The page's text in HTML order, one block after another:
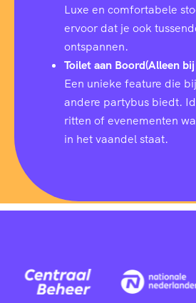
Luxe en comfortabele
ervoor dat je ook
ontspannen.
Toilet aan Boord(Alleen
Een unieke feature die
andere partybus biedt.
ritten of evenementen
in het vaandel staat.